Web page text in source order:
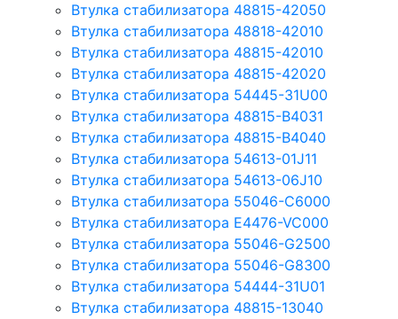
Втулка стабилизатора 48815-42050
Втулка стабилизатора 48818-42010
Втулка стабилизатора 48815-42010
Втулка стабилизатора 48815-42020
Втулка стабилизатора 54445-31U00
Втулка стабилизатора 48815-B4031
Втулка стабилизатора 48815-B4040
Втулка стабилизатора 54613-01J11
Втулка стабилизатора 54613-06J10
Втулка стабилизатора 55046-C6000
Втулка стабилизатора E4476-VC000
Втулка стабилизатора 55046-G2500
Втулка стабилизатора 55046-G8300
Втулка стабилизатора 54444-31U01
Втулка стабилизатора 48815-13040